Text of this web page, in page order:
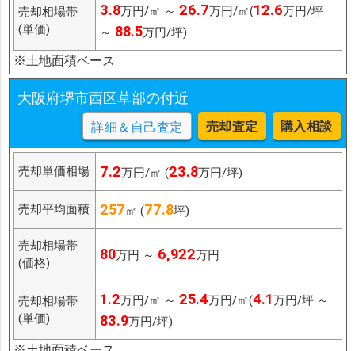
売却相場帯
(単価)
3.8万円/㎡ ～ 26.7万円/㎡(12.6万円/坪
～ 88.5万円/坪)
※土地面積ベース
大阪府堺市西区草部の付近
詳細＆自己査定 売却査定 購入相談
売却単価相場 7.2万円/㎡ (23.8万円/坪)
売却平均面積 257㎡ (77.8坪)
売却相場帯
(価格)
80万円 ～ 6,922万円
売却相場帯
(単価)
1.2万円/㎡ ～ 25.4万円/㎡(4.1万円/坪 ～
83.9万円/坪)